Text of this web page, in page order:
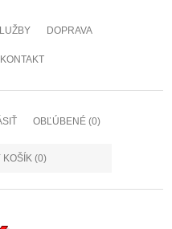
DOPRAVA
KONTAKT
OBĽÚBENÉ (0)
KOŠÍK (0)